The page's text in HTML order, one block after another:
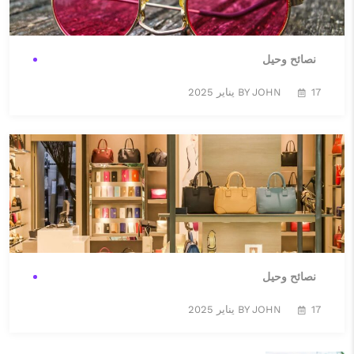
17 يناير 2025
كيفية إتقان تقنيات الرمي ا...
17 يناير 2025
أحيانًا
نصائح وحيل
BY JOHN 17 يناير 2025
نصائح وحيل
BY JOHN 17 يناير 2025